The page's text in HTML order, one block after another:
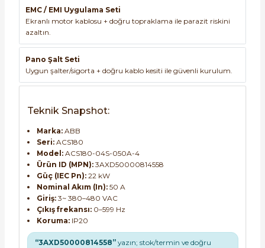
EMC / EMI Uygulama Seti
Ekranlı motor kablosu + doğru topraklama ile parazit riskini
azaltın.
Pano Şalt Seti
Uygun şalter/sigorta + doğru kablo kesiti ile güvenli kurulum.
Teknik Snapshot:
Marka: ABB
Seri: ACS180
Model: ACS180-04S-050A-4
Ürün ID (MPN): 3AXD50000814558
Güç (IEC Pn): 22 kW
Nominal Akım (In): 50 A
Giriş: 3~ 380–480 VAC
Çıkış frekansı: 0–599 Hz
Koruma: IP20
“3AXD50000814558” yazın; stok/termin ve doğru